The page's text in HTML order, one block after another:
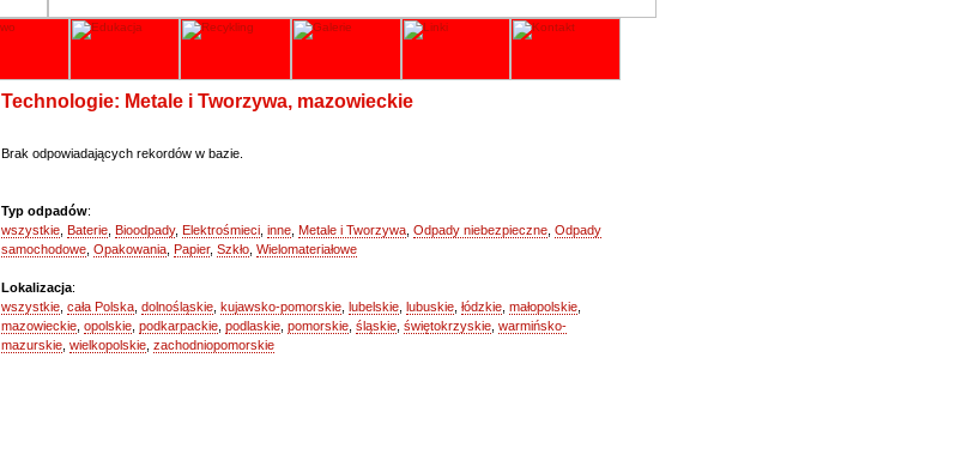
Technologie: Metale i Tworzywa, mazowieckie
Brak odpowiadających rekordów w bazie.
Typ odpadów:
wszystkie Baterie Bioodpady, Elektrośmieci inne Metale i Tworzywa Odpady niebezpieczne Odpady
samochodowe Opakowania Papier, Szkło Wielomateriałowe
Lokalizacja:
wszystkie cała Polska dolnośląskie kujawsko-pomorskie lubelskie lubuskie łódzkie małopolskie
mazowieckie opolskie podkarpackie podlaskie pomorskie śląskie świętokrzyskie warmińsko-
mazurskie wielkopolskie zachodniopomorskie